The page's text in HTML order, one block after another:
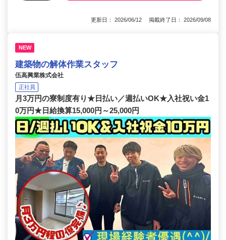
更新日： 2026/06/12 掲載終了日： 2026/09/08
NEW
建築物の解体作業スタッフ
伍高興業株式会社
正社員
月3万円の寮制度有り★日払い／週払いOK★入社祝い金1
0万円★日給換算15,000円～25,000円